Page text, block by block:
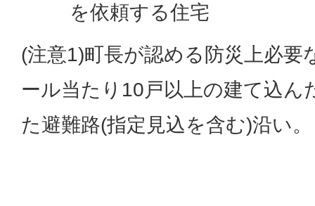
を依頼する住宅
(注意1)町長が認める防災上必要
ール当たり10戸以上の建て込ん
た避難路(指定見込を含む)沿い。